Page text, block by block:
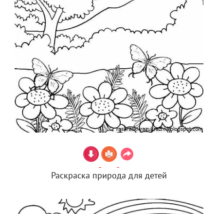
Раскраска природа для детей